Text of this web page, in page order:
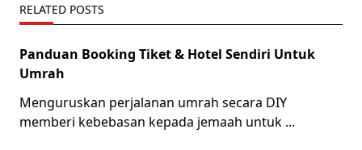
RELATED POSTS
Panduan Booking Tiket & Hotel Sendiri Untuk
Umrah
Menguruskan perjalanan umrah secara DIY
memberi kebebasan kepada jemaah untuk ...